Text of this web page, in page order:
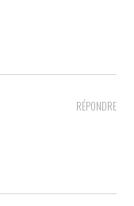
RÉPONDRE